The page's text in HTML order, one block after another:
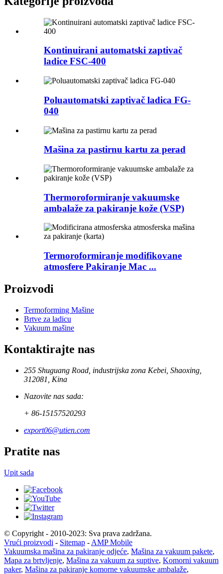
Kontinuirani automatski zaptivač
ladice FSC-400
Poluautomatski zaptivač ladica FG-
040
Mašina za pastirnu kartu za perad
Thermoroformiranje vakuumske
ambalaže za pakiranje kože (VSP)
Termoroformiranje modifikovane
atmosfere Pakiranje Mac ...
Proizvodi
Termoforming Mašine
Brtve za ladicu
Vakuum mašine
Kontaktirajte nas
255 Shuguang Road, industrijska zona Kebei, Shaoxing,
312081, Kina
Nazovite nas sada:
+ 86-15157520293
export06@utien.com
Pratite nas
Upit sada
© Copyright - 2010-2023: Sva prava zadržana.
Vrući proizvodi - Sitemap - AMP Mobile
Vakuumska mašina za pakiranje odjeće, Mašina za vakuum pakete,
Mapa za brtvljenje, Mašina za vakuum za suptive, Komorni vakuum
paker, Mašina za pakiranje komorne vakuumske ambalaže,